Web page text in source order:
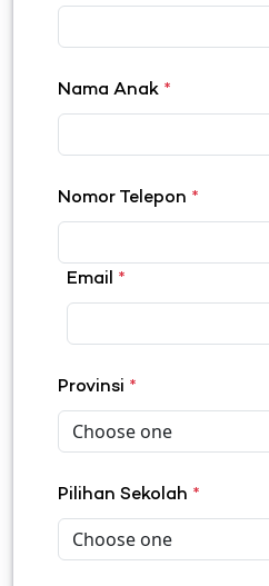
Nama Anak *
Nomor Telepon *
Email *
Provinsi *
Pilihan Sekolah *